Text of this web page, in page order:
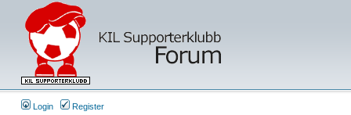
Login Register